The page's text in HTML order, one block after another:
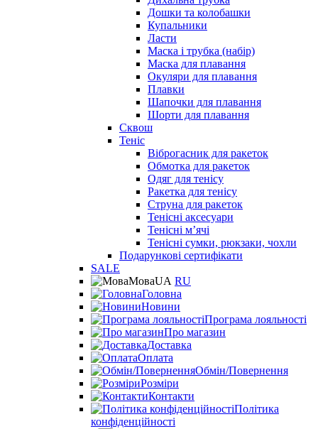
Дошки та колобашки
Купальники
Ласти
Маска і трубка (набір)
Маска для плавання
Окуляри для плавання
Плавки
Шапочки для плавання
Шорти для плавання
Сквош
Теніс
Віброгасник для ракеток
Обмотка для ракеток
Одяг для тенісу
Ракетка для тенісу
Струна для ракеток
Тенісні аксесуари
Тенісні мʼячі
Тенісні сумки, рюкзаки, чохли
Подарункові сертифікати
SALE
МоваUA RU
Головна
Новини
Програма лояльності
Про магазин
Доставка
Оплата
Обмін/Повернення
Розміри
Контакти
Політика
конфіденційності